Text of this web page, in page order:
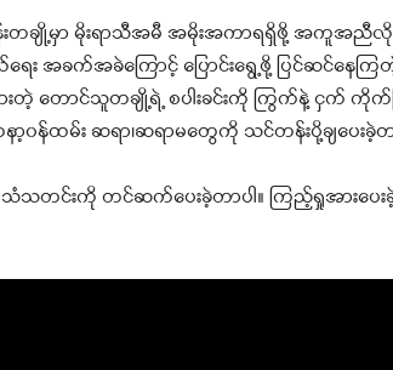
ခန်းတချို့မှာ မိုးရာသီအမီ အမိုးအကာရရှိဖို့ အကူ
ရေး အခက်အခဲကြောင့် ပြောင်းရွေ့ဖို့ ပြင်ဆ
ထားတဲ့ တောင်သူတချို့ရဲ့ စပါးခင်းကို ကြွက်နဲ့ ငှက်
နာ့၀န်ထမ်း ဆရာ၊ဆရာမတွေကို သင်တန်းပို့ချပ
သတင်းကို တင်ဆက်ပေးခဲ့တာပါ။ ကြည့်ရှုအားပေးခဲ့